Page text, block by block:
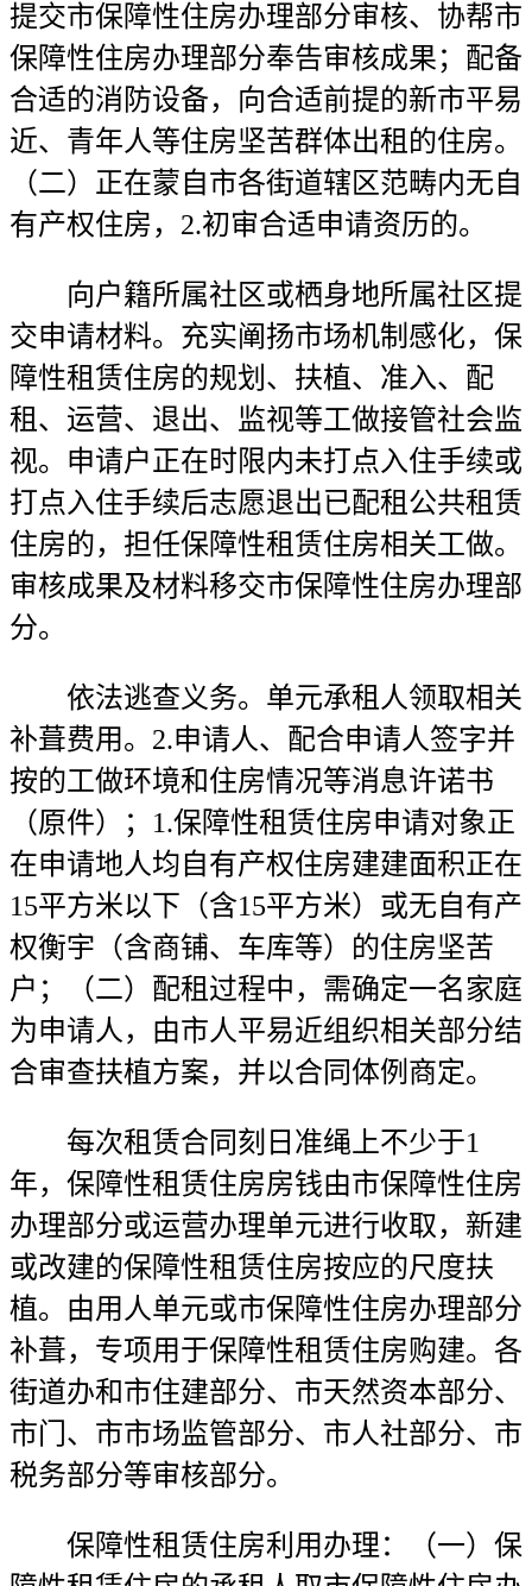
提交市保障性住房办理部分审核、协帮市
保障性住房办理部分奉告审核成果；配备
合适的消防设备，向合适前提的新市平易
近、青年人等住房坚苦群体出租的住房。
（二）正在蒙自市各街道辖区范畴内无自
有产权住房，2.初审合适申请资历的。
向户籍所属社区或栖身地所属社区提
交申请材料。充实阐扬市场机制感化，保
障性租赁住房的规划、扶植、准入、配
租、运营、退出、监视等工做接管社会监
视。申请户正在时限内未打点入住手续或
打点入住手续后志愿退出已配租公共租赁
住房的，担任保障性租赁住房相关工做。
审核成果及材料移交市保障性住房办理部
分。
依法逃查义务。单元承租人领取相关
补葺费用。2.申请人、配合申请人签字并
按的工做环境和住房情况等消息许诺书
（原件）；1.保障性租赁住房申请对象正
在申请地人均自有产权住房建建面积正在
15平方米以下（含15平方米）或无自有产
权衡宇（含商铺、车库等）的住房坚苦
户；（二）配租过程中，需确定一名家庭
为申请人，由市人平易近组织相关部分结
合审查扶植方案，并以合同体例商定。
每次租赁合同刻日准绳上不少于1
年，保障性租赁住房房钱由市保障性住房
办理部分或运营办理单元进行收取，新建
或改建的保障性租赁住房按应的尺度扶
植。由用人单元或市保障性住房办理部分
补葺，专项用于保障性租赁住房购建。各
街道办和市住建部分、市天然资本部分、
市门、市市场监管部分、市人社部分、市
税务部分等审核部分。
保障性租赁住房利用办理：（一）保